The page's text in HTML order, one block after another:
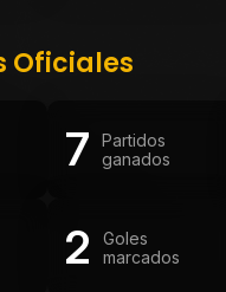
Oficiales
7
Partidos
ganados
2
Goles
marcados